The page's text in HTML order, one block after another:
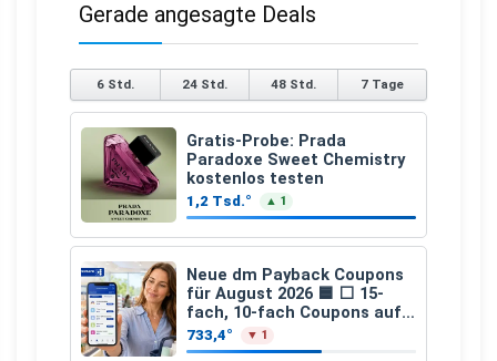
Gerade angesagte Deals
6 Std. 24 Std. 48 Std. 7 Tage
Gratis-Probe: Prada
Paradoxe Sweet Chemistry
kostenlos testen
1,2 Tsd.° ▲ 1
Neue dm Payback Coupons
für August 2026 🟦 ⬜ 15-
fach, 10-fach Coupons auf
den gesamten Einkauf ab 2
€
733,4° ▼ 1